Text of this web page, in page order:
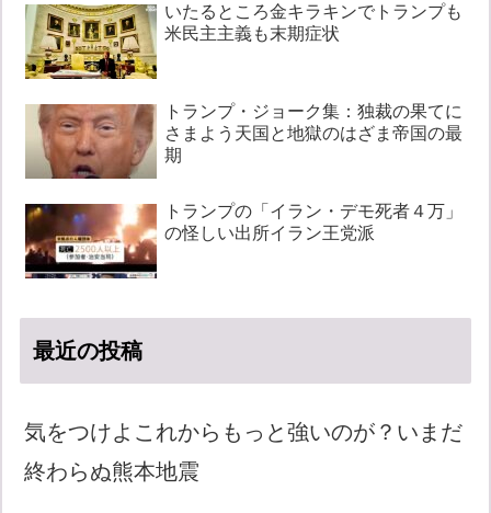
いたるところ金キラキンでトランプも
米民主主義も末期症状
トランプ・ジョーク集：独裁の果てに
さまよう天国と地獄のはざま帝国の最
期
トランプの「イラン・デモ死者４万」
の怪しい出所イラン王党派
最近の投稿
気をつけよこれからもっと強いのが？いまだ
終わらぬ熊本地震